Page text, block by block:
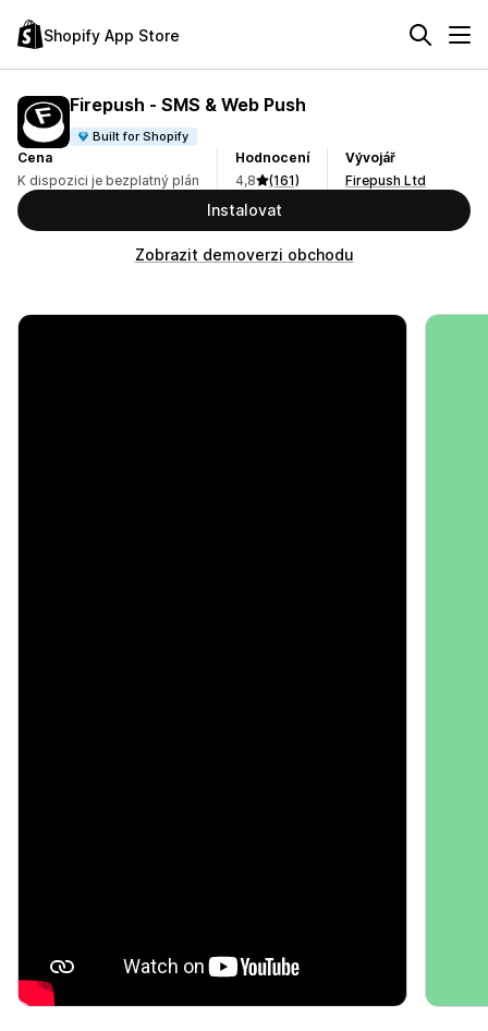
Shopify App Store
Firepush ‑ SMS & Web Push
Built for Shopify
Cena
K dispozici je bezplatný plán
Hodnocení
4,8
(161)
Vývojář
Firepush Ltd
Instalovat
Zobrazit demoverzi obchodu